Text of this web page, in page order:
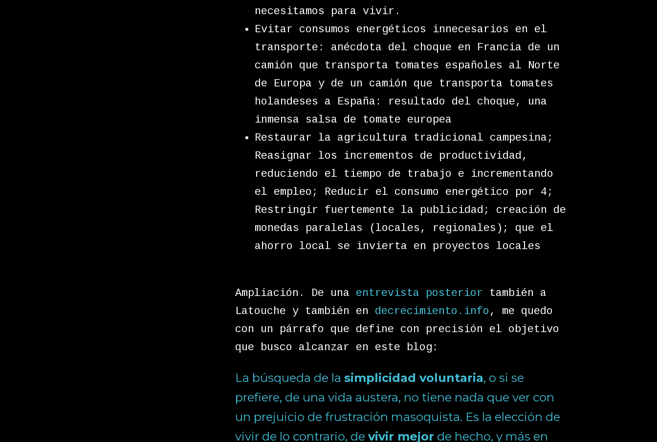
necesitamos para vivir.
Evitar consumos energéticos innecesarios en el
transporte: anécdota del choque en Francia de un
camión que transporta tomates españoles al Norte
de Europa y de un camión que transporta tomates
holandeses a España: resultado del choque, una
inmensa salsa de tomate europea
Restaurar la agricultura tradicional campesina;
Reasignar los incrementos de productividad,
reduciendo el tiempo de trabajo e incrementando
el empleo; Reducir el consumo energético por 4;
Restringir fuertemente la publicidad; creación de
monedas paralelas (locales, regionales); que el
ahorro local se invierta en proyectos locales
Ampliación. De una entrevista posterior también a
Latouche y también en decrecimiento.info , me quedo
con un párrafo que define con precisión el objetivo
que busco alcanzar en este blog:
La búsqueda de la simplicidad voluntaria, o si se
prefiere, de una vida austera, no tiene nada que ver con
un prejuicio de frustración masoquista. Es la elección de
vivir de lo contrario, de vivir mejor de hecho, y más en